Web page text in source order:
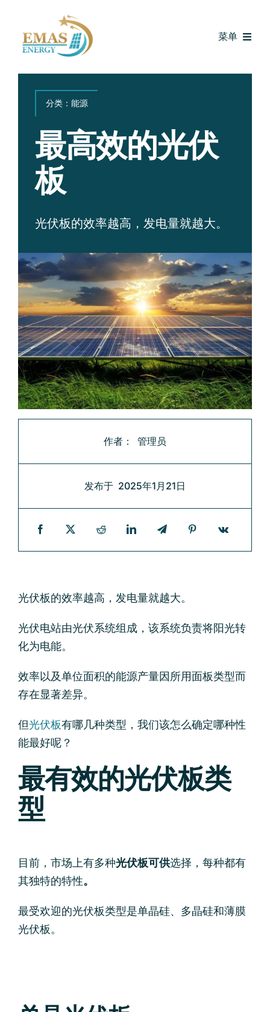
菜单
已完成项目
联系
分类： 能源
最高效的光伏
板
光伏板的效率越高，发电量就越大。
作者： 管理员
发布于 2025年1月21日
光伏板的效率越高，发电量就越大。
光伏电站由光伏系统组成，该系统负责将阳光转
化为电能。
效率以及单位面积的能源产量因所用面板类型而
存在显著差异。
但光伏板有哪几种类型，我们该怎么确定哪种性
能最好呢？
最有效的光伏板类
型
目前，市场上有多种光伏板可供选择，每种都有
其独特的特性。
最受欢迎的光伏板类型是单晶硅、多晶硅和薄膜
光伏板。